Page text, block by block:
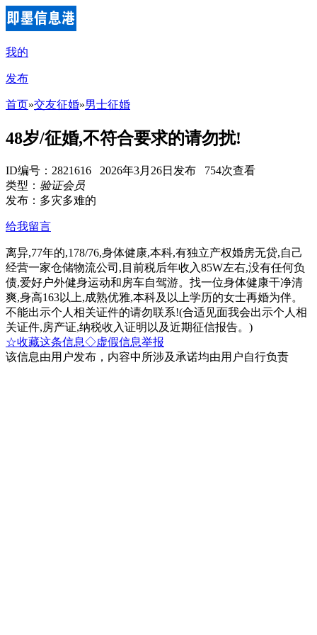
我的
发布
首页»交友征婚»男士征婚
48岁/征婚,不符合要求的请勿扰!
ID编号：2821616 2026年3月26日发布 754次查看
类型： 验证会员
发布：多灾多难的
给我留言
离异,77年的,178/76,身体健康,本科,有独立产权婚房无贷,自己
经营一家仓储物流公司,目前税后年收入85W左右,没有任何负
债,爱好户外健身运动和房车自驾游。找一位身体健康干净清
爽,身高163以上,成熟优雅,本科及以上学历的女士再婚为伴。
不能出示个人相关证件的请勿联系!(合适见面我会出示个人相
关证件,房产证,纳税收入证明以及近期征信报告。)
☆收藏这条信息◇虚假信息举报
该信息由用户发布，内容中所涉及承诺均由用户自行负责